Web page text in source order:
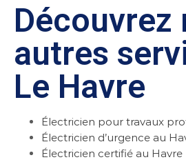
Découvrez
autres
Le Havre
Électricien pour travaux
Électricien d’urgence au
Électricien certifié au Havre